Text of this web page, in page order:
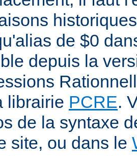
de $0
depuis la
librairie PCRE.
de la syntaxe
site, ou dans le